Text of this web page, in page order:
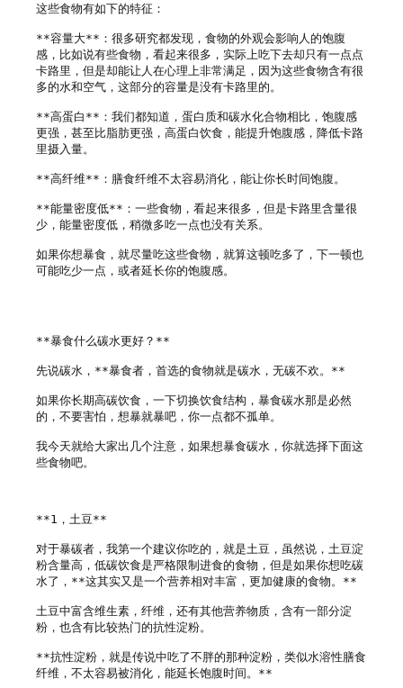
这些食物有如下的特征：
**容量大**：很多研究都发现，食物的外观会影响人的饱腹
感，比如说有些食物，看起来很多，实际上吃下去却只有一点点
卡路里，但是却能让人在心理上非常满足，因为这些食物含有很
多的水和空气，这部分的容量是没有卡路里的。
**高蛋白**：我们都知道，蛋白质和碳水化合物相比，饱腹感
更强，甚至比脂肪更强，高蛋白饮食，能提升饱腹感，降低卡路
里摄入量。
**高纤维**：膳食纤维不太容易消化，能让你长时间饱腹。
**能量密度低**：一些食物，看起来很多，但是卡路里含量很
少，能量密度低，稍微多吃一点也没有关系。
如果你想暴食，就尽量吃这些食物，就算这顿吃多了，下一顿也
可能吃少一点，或者延长你的饱腹感。
**暴食什么碳水更好？**
先说碳水，**暴食者，首选的食物就是碳水，无碳不欢。**
如果你长期高碳饮食，一下切换饮食结构，暴食碳水那是必然
的，不要害怕，想暴就暴吧，你一点都不孤单。
我今天就给大家出几个注意，如果想暴食碳水，你就选择下面这
些食物吧。
**1，土豆**
对于暴碳者，我第一个建议你吃的，就是土豆，虽然说，土豆淀
粉含量高，低碳饮食是严格限制进食的食物，但是如果你想吃碳
水了，**这其实又是一个营养相对丰富，更加健康的食物。**
土豆中富含维生素，纤维，还有其他营养物质，含有一部分淀
粉，也含有比较热门的抗性淀粉。
**抗性淀粉，就是传说中吃了不胖的那种淀粉，类似水溶性膳食
纤维，不太容易被消化，能延长饱腹时间。**